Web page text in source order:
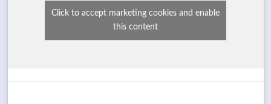
Click to accept marketing cookies and enable
this content